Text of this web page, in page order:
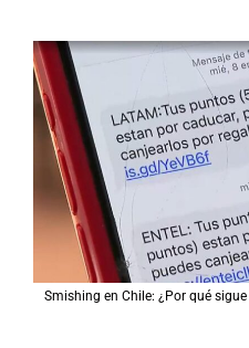
Smishing en Chile: ¿Por qué